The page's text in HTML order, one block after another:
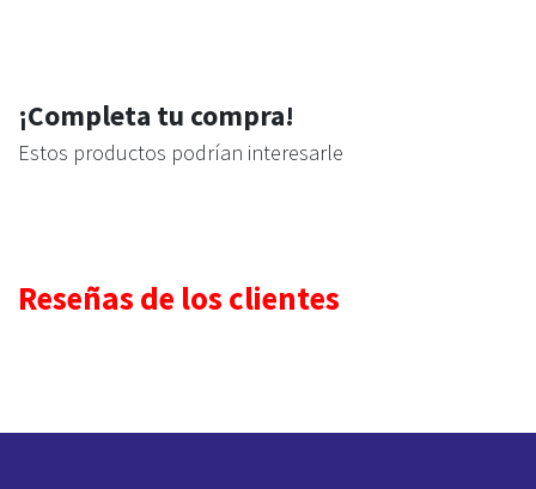
¡Completa tu compra!
Estos productos podrían interesarle
Reseñas de los clientes